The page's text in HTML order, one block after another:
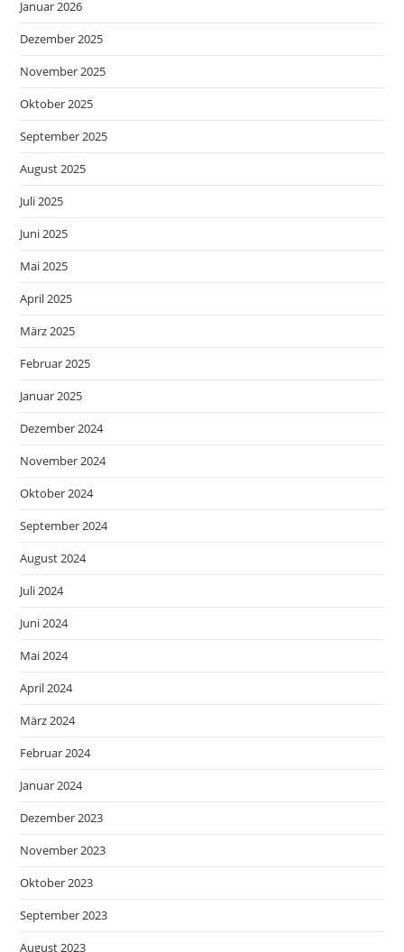
Januar 2026
Dezember 2025
November 2025
Oktober 2025
September 2025
August 2025
Juli 2025
Juni 2025
Mai 2025
April 2025
März 2025
Februar 2025
Januar 2025
Dezember 2024
November 2024
Oktober 2024
September 2024
August 2024
Juli 2024
Juni 2024
Mai 2024
April 2024
März 2024
Februar 2024
Januar 2024
Dezember 2023
November 2023
Oktober 2023
September 2023
August 2023